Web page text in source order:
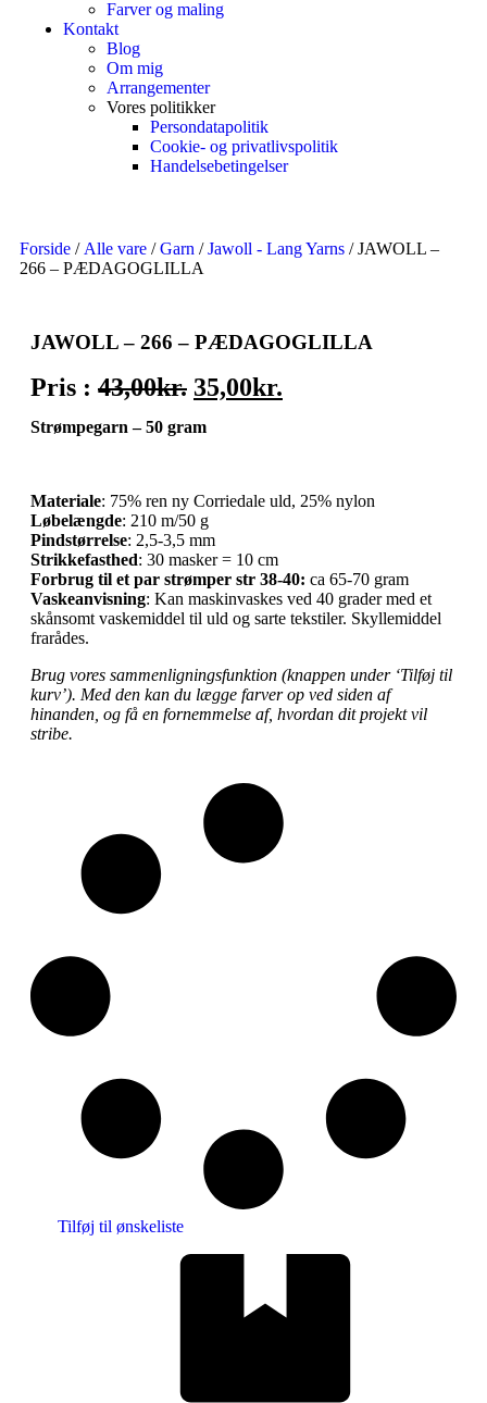
Farver og maling
Kontakt
Blog
Om mig
Arrangementer
Vores politikker
Persondatapolitik
Cookie- og privatlivspolitik
Handelsebetingelser
Forside / Alle vare /Garn /Jawoll - Lang Yarns / JAWOLL –
266 – PÆDAGOGLILLA
JAWOLL – 266 – PÆDAGOGLILLA
Pris : 43,00kr. 35,00kr.
Strømpegarn – 50 gram
Materiale: 75% ren ny Corriedale uld, 25% nylon
Løbelængde: 210 m/50 g
Pindstørrelse: 2,5-3,5 mm
Strikkefasthed: 30 masker = 10 cm
Forbrug til et par strømper str 38-40: ca 65-70 gram
Vaskeanvisning: Kan maskinvaskes ved 40 grader med et
skånsomt vaskemiddel til uld og sarte tekstiler. Skyllemiddel
frarådes.
Brug vores sammenligningsfunktion (knappen under ‘Tilføj til
kurv’). Med den kan du lægge farver op ved siden af
hinanden, og få en fornemmelse af, hvordan dit projekt vil
stribe.
Tilføj til ønskeliste